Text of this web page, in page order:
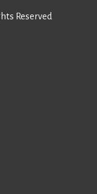
Reserved